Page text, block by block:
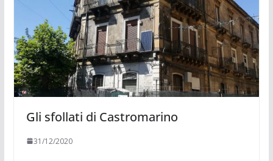
Gli sfollati di Castromarino
31/12/2020